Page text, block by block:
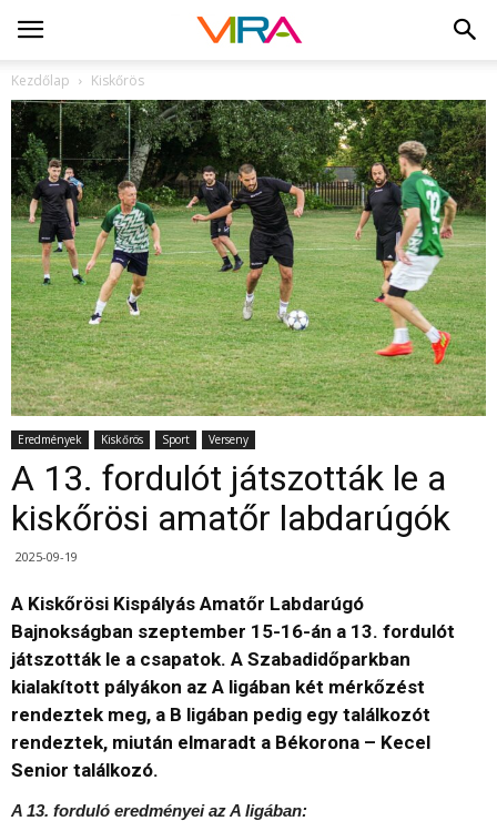
Kezdőlap Kiskőrös
Eredmények Kiskőrös Sport Verseny
A 13. fordulót játszották le a
kiskőrösi amatőr labdarúgók
2025-09-19
A Kiskőrösi Kispályás Amatőr Labdarúgó
Bajnokságban szeptember 15-16-án a 13. fordulót
játszották le a csapatok. A Szabadidőparkban
kialakított pályákon az A ligában két mérkőzést
rendeztek meg, a B ligában pedig egy találkozót
rendeztek, miután elmaradt a Békorona – Kecel
Senior találkozó.
A 13. forduló eredményei az A ligában: